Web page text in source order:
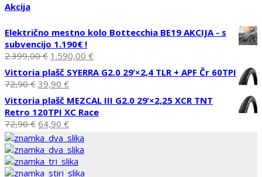
Akcija
Električno mestno kolo Bottecchia BE19 AKCIJA - s
subvencijo 1.190€ !
2.399,00€ Izvirna
cena
je
bila:
2.399,00 €.
1.590,00 €Trenutna
cena
je:
Vittoria plašč SYERRA G2.0 29’×2,4 TLR + APF Čr 60TPI
72,90€ Izvirna
cena
je
bila:
72,90 €.
39,90 €Trenutna
cena
je:
39,90 €.
Vittoria plašč MEZCAL III G2.0 29’×2,25 XCR TNT
Retro 120TPI XC Race
72,90€ Izvirna
cena
je
bila:
72,90 €.
64,90 €Trenutna
cena
je:
64,90 €.